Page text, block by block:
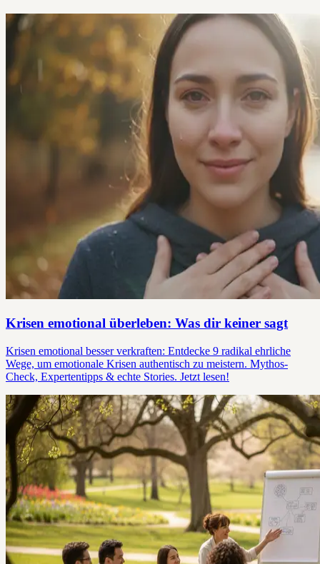
Krisen emotional überleben: Was dir keiner sagt
Krisen emotional besser verkraften: Entdecke 9 radikal ehrliche
Wege, um emotionale Krisen authentisch zu meistern. Mythos-
Check, Expertentipps & echte Stories. Jetzt lesen!